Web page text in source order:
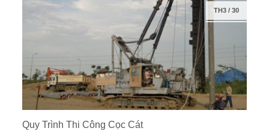
TH3/ 30
Quy Trình Thi Công Cọc Cát